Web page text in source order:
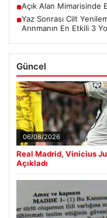
■Açık Alan Mimarisinde
■Yaz Sonrası Cilt
Arınmanın En Etkili 3
Güncel
06/08/2026
Real Madrid, Vinicius
Açıkladı